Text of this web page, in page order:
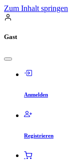
Zum Inhalt springen
Gast
Anmelden
Registrieren